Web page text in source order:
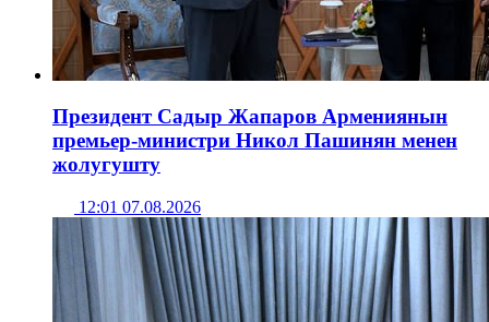
Президент Садыр Жапаров Армениянын
премьер-министри Никол Пашинян менен
жолугушту
12:01 07.08.2026